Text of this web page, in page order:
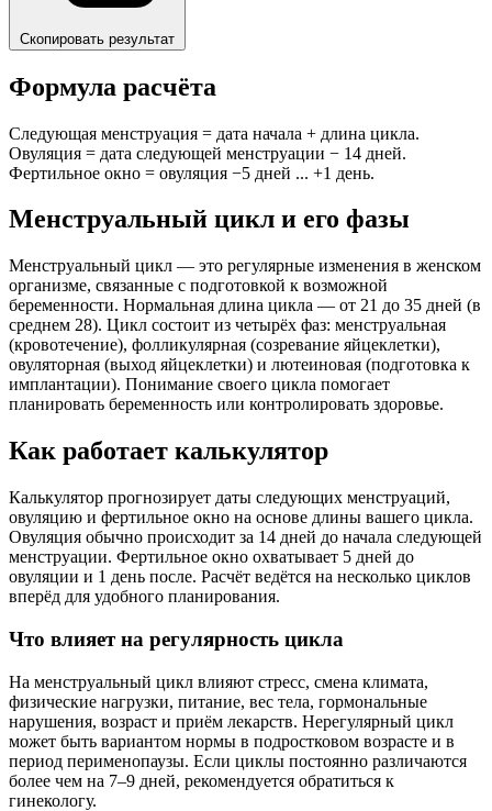
Скопировать результат
Формула расчёта
Следующая менструация = дата начала + длина цикла.
Овуляция = дата следующей менструации − 14 дней.
Фертильное окно = овуляция −5 дней ... +1 день.
Менструальный цикл и его фазы
Менструальный цикл — это регулярные изменения в женском
организме, связанные с подготовкой к возможной
беременности. Нормальная длина цикла — от 21 до 35 дней (в
среднем 28). Цикл состоит из четырёх фаз: менструальная
(кровотечение), фолликулярная (созревание яйцеклетки),
овуляторная (выход яйцеклетки) и лютеиновая (подготовка к
имплантации). Понимание своего цикла помогает
планировать беременность или контролировать здоровье.
Как работает калькулятор
Калькулятор прогнозирует даты следующих менструаций,
овуляцию и фертильное окно на основе длины вашего цикла.
Овуляция обычно происходит за 14 дней до начала следующей
менструации. Фертильное окно охватывает 5 дней до
овуляции и 1 день после. Расчёт ведётся на несколько циклов
вперёд для удобного планирования.
Что влияет на регулярность цикла
На менструальный цикл влияют стресс, смена климата,
физические нагрузки, питание, вес тела, гормональные
нарушения, возраст и приём лекарств. Нерегулярный цикл
может быть вариантом нормы в подростковом возрасте и в
период перименопаузы. Если циклы постоянно различаются
более чем на 7–9 дней, рекомендуется обратиться к
гинекологу.